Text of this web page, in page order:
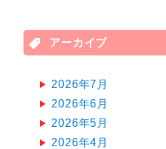
アーカイブ
2026年7月
2026年6月
2026年5月
2026年4月